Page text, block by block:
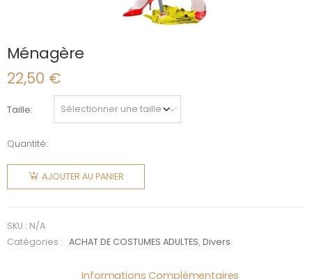
Ménagère
22,50 €
Taille
Quantité:
quantité
Ménagère
AJOUTER AU PANIER
SKU : N/A
Catégories :
ACHAT DE COSTUMES ADULTES,Divers
Informations Complémentaires